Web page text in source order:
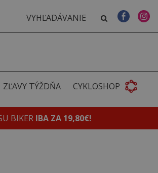
ZĽAVY TÝŽDŇA CYKLOSHOP
BIKER IBA ZA 19,80€!